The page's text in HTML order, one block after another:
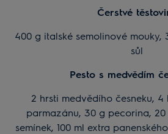
Čerstvé
400 g italské semolinové mouky,
sůl
Pesto s medvědím
2 hrsti medvědího česneku,
parmazánu, 30 g pecorina,
semínek, 100 ml extra